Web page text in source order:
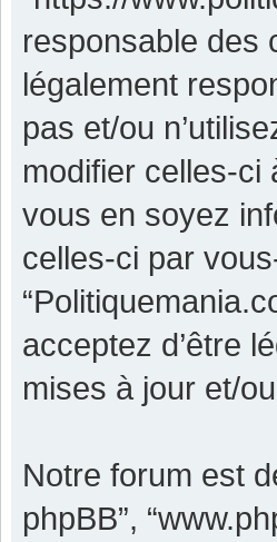
responsable des
légalement
pas et/ou
modifier celles-ci
vous en soyez
celles-ci par
acceptez d’être
mises à jour et/
Notre forum est
phpBB”,